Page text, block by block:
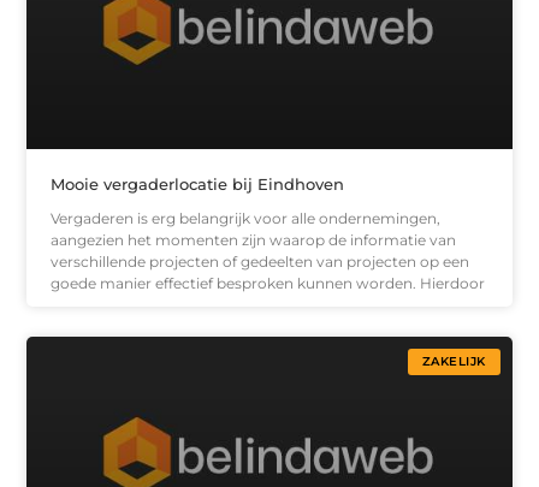
Mooie vergaderlocatie bij Eindhoven
Vergaderen is erg belangrijk voor alle ondernemingen,
aangezien het momenten zijn waarop de informatie van
verschillende projecten of gedeelten van projecten op een
goede manier effectief besproken kunnen worden. Hierdoor
ZAKELIJK